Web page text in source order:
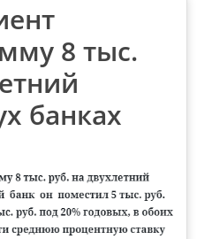
8 тыс.
банках